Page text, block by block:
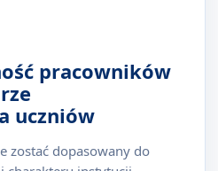
pracowników
uczniów
zostać dopasowany do